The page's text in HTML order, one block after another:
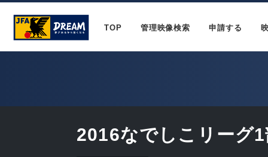
TOP 管理映像検索 申請する
2016なでしこリーグ